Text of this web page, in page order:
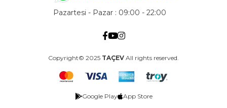
Pazartesi - Pazar : 09:00 - 22:00
Copyright© 2025 TAÇEV All rights reserved.
Google Play App Store